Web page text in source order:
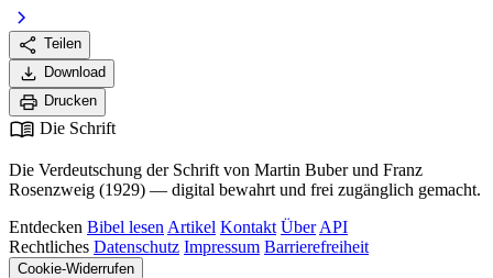
chevron_right
share Teilen
download Download
print Drucken
menu_book Die Schrift
Die Verdeutschung der Schrift von Martin Buber und Franz
Rosenzweig (1929) — digital bewahrt und frei zugänglich gemacht.
Entdecken Bibel lesen Artikel Kontakt Über API
Rechtliches Datenschutz Impressum Barrierefreiheit
Cookie-Widerrufen